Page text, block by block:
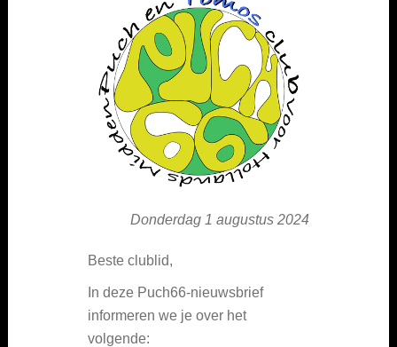
Donderdag 1 augustus 2024
Beste clublid,
In deze Puch66-nieuwsbrief
informeren we je over het
volgende: